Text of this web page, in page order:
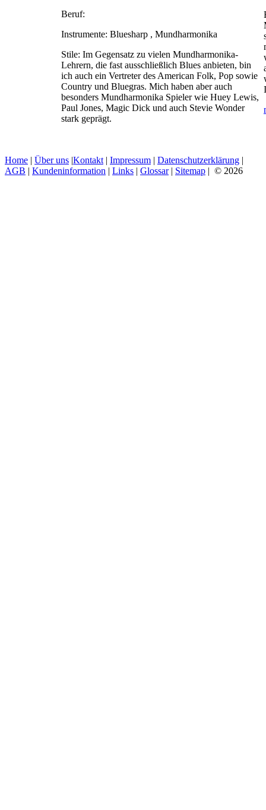
Beruf:
Instrumente: Bluesharp , Mundharmonika
Stile: Im Gegensatz zu vielen Mundharmonika-
Lehrern, die fast ausschließlich Blues anbieten, bin
ich auch ein Vertreter des American Folk, Pop sowie
Country und Bluegras. Mich haben aber auch
besonders Mundharmonika Spieler wie Huey Lewis,
Paul Jones, Magic Dick und auch Stevie Wonder
stark geprägt.
Home | Über uns |Kontakt | Impressum | Datenschutzerklärung |
AGB | Kundeninformation | Links | Glossar| Sitemap | © 2026